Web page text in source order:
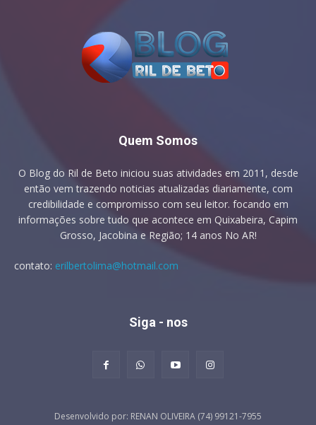
Quem Somos
O Blog do Ril de Beto iniciou suas atividades em 2011, desde
então vem trazendo noticias atualizadas diariamente, com
credibilidade e compromisso com seu leitor. focando em
informações sobre tudo que acontece em Quixabeira, Capim
Grosso, Jacobina e Região; 14 anos No AR!
contato: erilbertolima@hotmail.com
Siga - nos
Desenvolvido por: RENAN OLIVEIRA (74) 99121-7955